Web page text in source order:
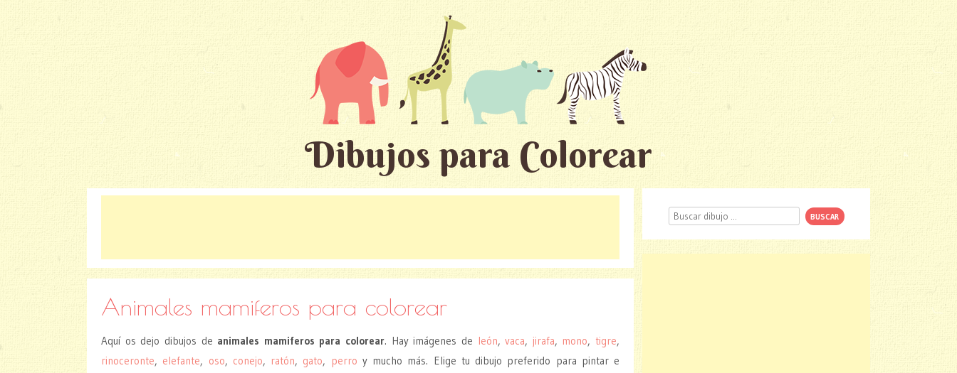
Dibujos para Colorear
Animales mamiferos para colorear
Aquí os dejo dibujos de animales mamiferos para colorear. Hay imágenes de león,vaca, jirafa, mono, tigre,
rinoceronte, elefante, oso, conejo, ratón, gato, perro y mucho más. Elige tu dibujo preferido para pintar e
Buscar